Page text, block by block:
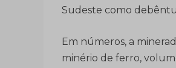
Sudeste como
Em números, a
minério de ferro,